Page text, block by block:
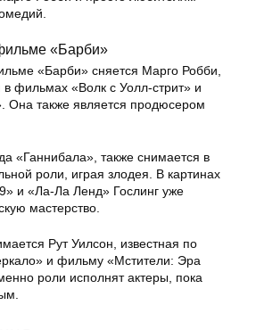
«Барби»
«Барби» сняется Марго Робби,
в фильмах «Волк с Уолл-стрит» и
Она также является продюсером
«Ганнибала», также снимается в
роли, играя злодея. В картинах
и «Ла-Ла Ленд» Гослинг уже
мастерство.
Рут Уилсон, известная по
и фильму «Мстители: Эра
роли исполнят актеры, пока